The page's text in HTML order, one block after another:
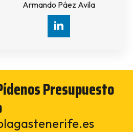
Armando Páez Avila
Presupuesto